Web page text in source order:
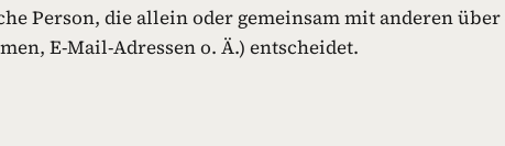
Person, die allein oder gemeinsam mit anderen
E-Mail-Adressen o. Ä.) entscheidet.